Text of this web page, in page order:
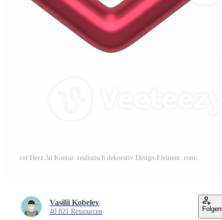
rot Herz 3d Kontur. realistisch dekorativ Design Element. romantisch Symbol von Liebe Pro PNG
Vasilii Kobelev
40.821 Ressourcen Folgen